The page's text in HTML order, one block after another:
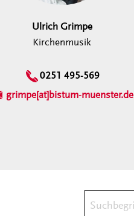
Ulrich Grimpe
Kirchenmusik
0251 495-569
grimpe[at]bistum-muenster.de